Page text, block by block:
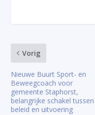
Vorig
Nieuwe Buurt Sport- en
Beweegcoach voor
gemeente Staphorst,
belangrijke schakel tussen
beleid en uitvoering